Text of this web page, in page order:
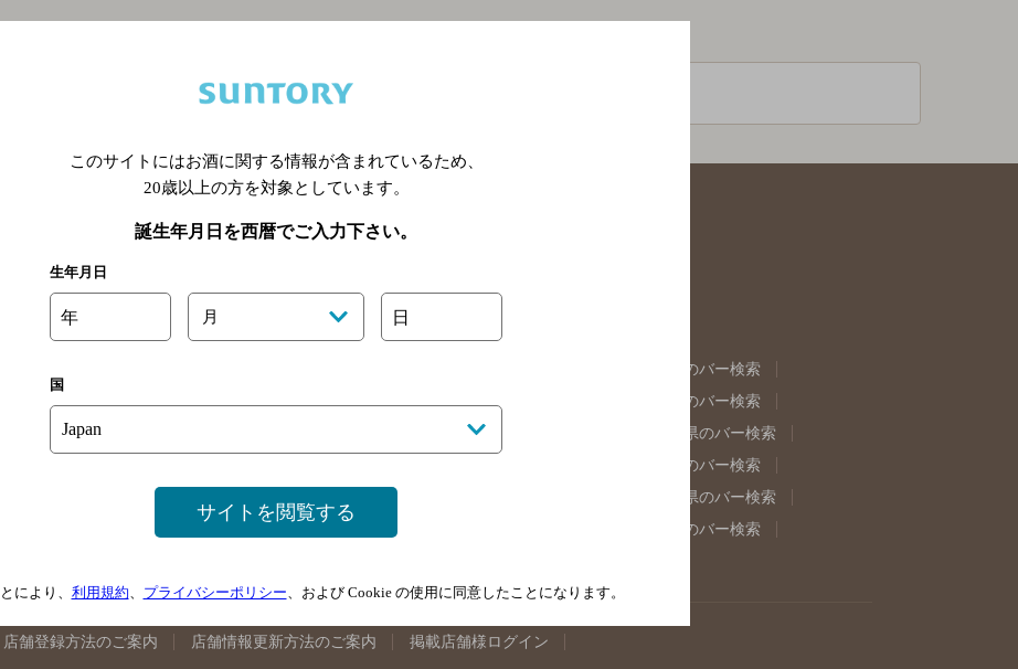
関連ページ
福島県のバー検索
東京都のバー検索
埼玉県のバー検索
岐阜県のバー検索
奈良県のバー検索
山口県のバー検索
島根県のバー検索
佐賀県のバー検索
店舗登録方法のご案内 店舗情報更新方法のご案内 掲載店舗様ログイン
このサイトにはお酒に関する情報が含まれているため、
20歳以上の方を対象としています。
誕生年月日を西暦でご入力下さい。
生年月日
年 月 日
国
サイトを閲覧する
により、 利用規約、 プライバシーポリシー、および Cookie の使用に同意したことになります。